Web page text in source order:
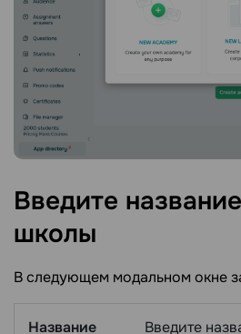
Введите
школы
В следующем модальном окне
Название
Введите